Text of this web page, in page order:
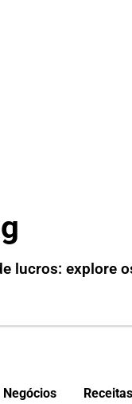
lucros: explore
Negócios Receitas